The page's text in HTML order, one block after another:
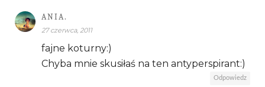
ANIA.
27 czerwca, 2011
fajne koturny:)
Chyba mnie skusiłaś na ten antyperspirant:)
Odpowiedz